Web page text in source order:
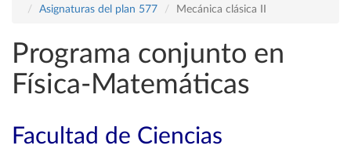
Asignaturas del plan 577
Mecánica clásica II
Programa conjunto en
Física-Matemáticas
Facultad de Ciencias